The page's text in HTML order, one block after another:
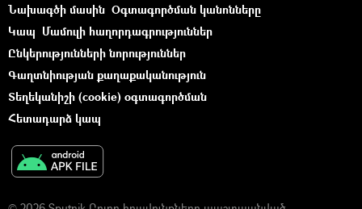
Նախագծի մասին Օգտագործման կանոնները
Կապ Մամուլի հաղորդագրություններ
Ընկերությունների նորություններ
Գաղտնիության քաղաքականություն
Տեղեկանիշի (cookie) օգտագործման
Հետադարձ կապ